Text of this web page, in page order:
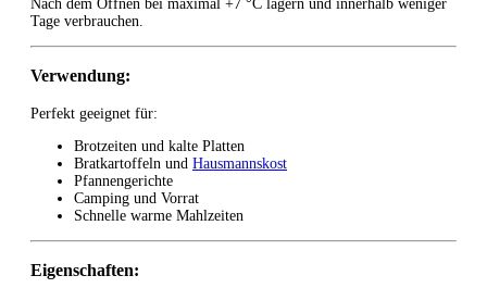
Nach dem Öffnen bei maximal +7 °C lagern und innerhalb weniger
Tage verbrauchen.
Verwendung:
Perfekt geeignet für:
Brotzeiten und kalte Platten
Bratkartoffeln und Hausmannskost
Pfannengerichte
Camping und Vorrat
Schnelle warme Mahlzeiten
Eigenschaften: